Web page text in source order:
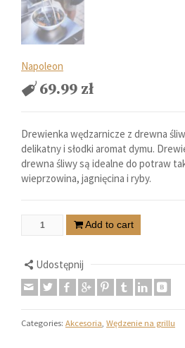
Napoleon
69.99 zł
Drewienka wędzarnicze z drewna
delikatny i słodki aromat dymu.
drewna śliwy są idealne do potraw
wieprzowina, jagnięcina i ryby.
Add to cart
Udostępnij
Categories: Akcesoria Wędzenie na grillu